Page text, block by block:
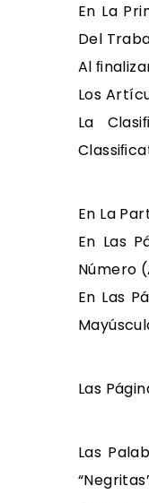
En La
Del
Al
Los
La
En La
En Las
Número
En Las
Las
Las